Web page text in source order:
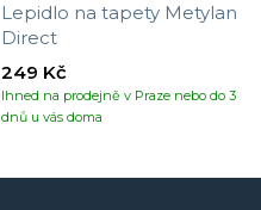
Lepidlo na tapety Metylan
Direct
Ihned na prodejně v Praze nebo do 3
dnů u vás doma
249 Kč